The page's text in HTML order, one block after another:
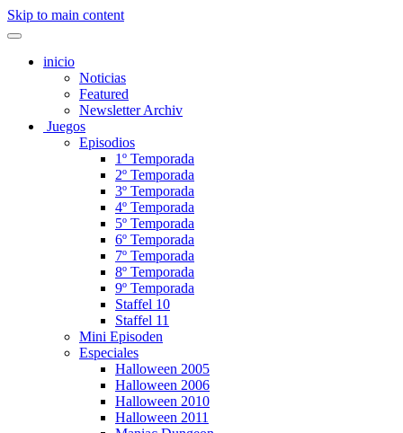
Skip to main content
inicio
Noticias
Featured
Newsletter Archiv
Juegos
Episodios
1º Temporada
2º Temporada
3º Temporada
4º Temporada
5º Temporada
6º Temporada
7º Temporada
8º Temporada
9º Temporada
Staffel 10
Staffel 11
Mini Episoden
Especiales
Halloween 2005
Halloween 2006
Halloween 2010
Halloween 2011